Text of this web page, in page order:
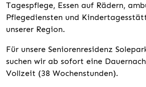
Tagespflege, Essen auf Rädern,
Pflegediensten und
unserer Region.
Für unsere Seniorenresidenz
suchen wir ab sofort eine
Vollzeit (38 Wochenstunden).